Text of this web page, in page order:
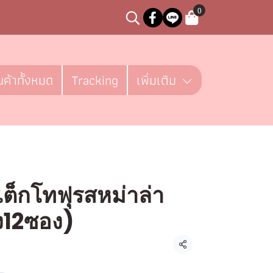
0
าทั้งหมด Tracking เพิ่มเติม
ต็กโทฟุรสหม่าล่า
ซอง)
แชร์